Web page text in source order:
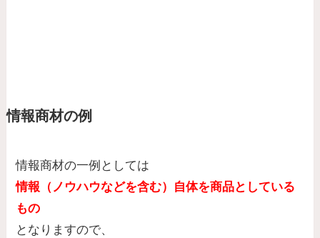
情報商材の例
情報商材の一例としては
情報（ノウハウなどを含む）自体を商品としている
もの
となりますので、